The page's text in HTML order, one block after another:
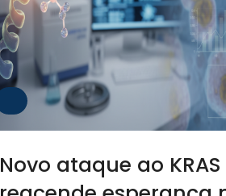
Novo ataque ao KRAS